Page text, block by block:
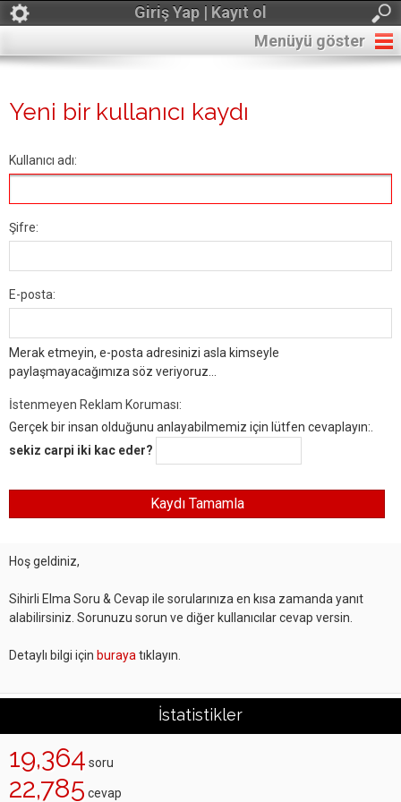
Giriş Yap | Kayıt ol
Menüyü göster
Yeni bir kullanıcı kaydı
Kullanıcı adı:
Şifre:
E-posta:
Merak etmeyin, e-posta adresinizi asla kimseyle
paylaşmayacağımıza söz veriyoruz...
İstenmeyen Reklam Koruması:
Gerçek bir insan olduğunu anlayabilmemiz için lütfen cevaplayın:.
sekiz carpi iki kac eder?
Hoş geldiniz,
Sihirli Elma Soru & Cevap ile sorularınıza en kısa zamanda yanıt
alabilirsiniz. Sorunuzu sorun ve diğer kullanıcılar cevap versin.
Detaylı bilgi için buraya tıklayın.
İstatistikler
19,364 soru
22,785 cevap